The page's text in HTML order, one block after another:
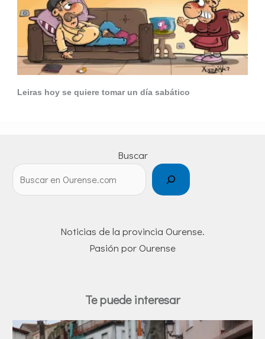
Leiras hoy se quiere tomar un día sabático
Buscar
Noticias de la provincia Ourense.
Pasión por Ourense
Te puede interesar